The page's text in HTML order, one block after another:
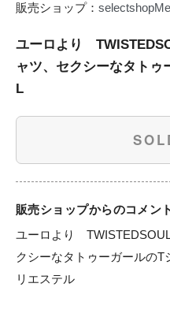
販売ショップ：
ユーロより
ャツ、セクシーなタトゥ
L
販売ショップからのコメント
ユーロより　
クシーなタトゥーガールの
リエステル